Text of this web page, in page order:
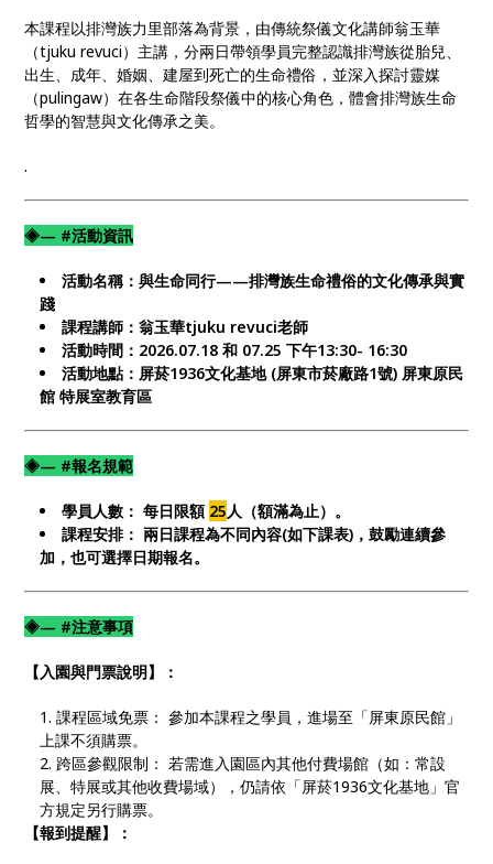
​本課程以排灣族力里部落為背景，由傳統祭儀文化講師翁玉華
（tjuku revuci）主講，分兩日帶領學員完整認識排灣族從胎兒、
出生、成年、婚姻、建屋到死亡的生命禮俗，並深入探討靈媒
（pulingaw）在各生命階段祭儀中的核心角色，體會排灣族生命
哲學的智慧與文化傳承之美。
.
◈— #活動資訊
活動名稱：與生命同行——排灣族生命禮俗的文化傳承與實
踐
課程講師：翁玉華tjuku revuci老師
活動時間：2026.07.18 和 07.25 下午13:30- 16:30
活動地點：屏菸1936文化基地 (屏東市菸廠路1號) 屏東原民
館 特展室教育區
◈— #報名規範
學員人數： 每日限額 25人（額滿為止）。
課程安排： 兩日課程為不同內容(如下課表)，鼓勵連續參
加，也可選擇日期報名。
◈— #注意事項
【入園與門票說明】：
課程區域免票： 參加本課程之學員，進場至「屏東原民館」
上課不須購票。
跨區參觀限制： 若需進入園區內其他付費場館（如：常設
展、特展或其他收費場域），仍請依「屏菸1936文化基地」官
方規定另行購票。
【報到提醒】：